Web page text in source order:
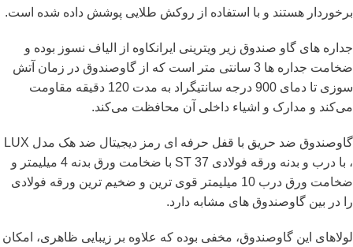
برخوردار هستند و با استفاده از روکش طلایی پوشش داده شده است.
جداره های گاو صندوق زیر ویترینی ایرانکاوه از الیاف نسوز بوده و
ضخامت جداره ها 3 سانتی متر است که از گاوصندوق در زمان آتش
سوزی تا دمای 900 درجه سانتیگراد به مدت 120 دقیقه مقاومت
می‌کند و مدارک و اشیاء داخلی آن محافظت می‌کند.
گاوصندوق ضد حریق با قفل حرفه ای رمز دیجیتال ضد هک مدل LUX
، با درب و بدنه ورقه فولادی ST 37 با ضخامت ورق بدنه 4 میلیمتر و
ضخامت ورق درب 10 میلیمتر قوی ترین و ضخیم ترین ورقه فولادی
را در بین گاوصندوق های مشابه دارد.
لولاهای این گاوصندوق، مخفی بوده که علاوه بر زیبایی ظاهری، امکان